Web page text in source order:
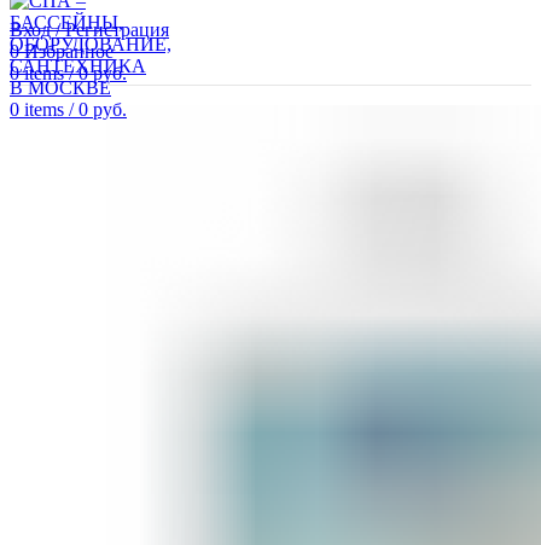
0 items / 0 руб.
Вход / Регистрация
0Избранное
0items / 0руб.